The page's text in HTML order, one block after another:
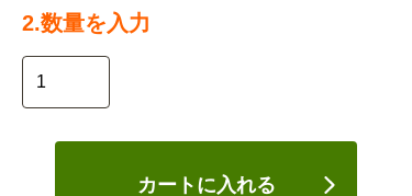
2.数量を入力
カートに入れる